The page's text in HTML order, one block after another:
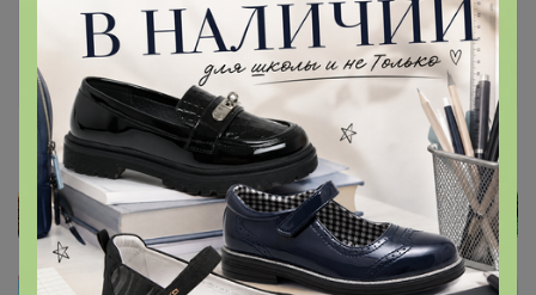
TWOSS20EL1638 - Копия
Стоп 14 августа
Тренди. Модные и желанные распродажи
Турции